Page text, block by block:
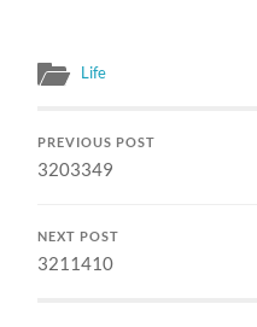
barangkali merasa sedang
Kalau langit lagi sangat…
Life
PREVIOUS POST
3203349
NEXT POST
3211410